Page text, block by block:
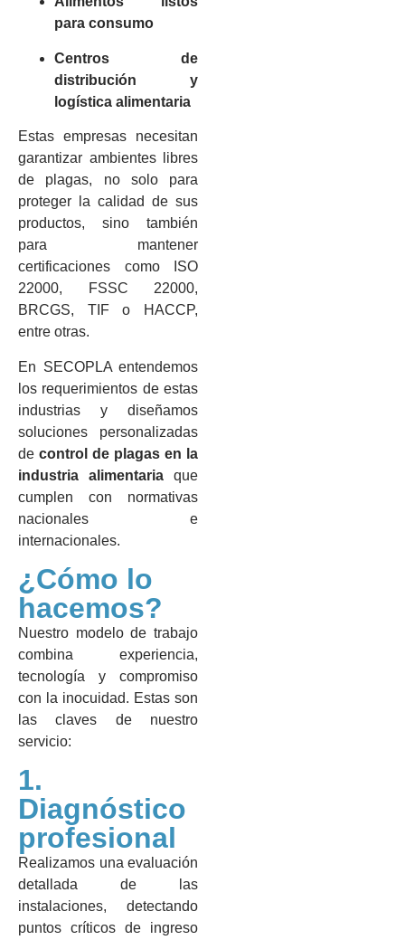
para consumo
Centros de
distribución y
logística alimentaria
Estas empresas necesitan
garantizar ambientes libres
de plagas, no solo para
proteger la calidad de sus
productos, sino también
para mantener
certificaciones como ISO
22000, FSSC 22000,
BRCGS, TIF o HACCP,
entre otras.
En SECOPLA entendemos
los requerimientos de estas
industrias y diseñamos
soluciones personalizadas
decontrol de plagas en la
industria alimentaria que
cumplen con normativas
nacionales e
internacionales.
¿Cómo lo
hacemos?
Nuestro modelo de trabajo
combina experiencia,
tecnología y compromiso
con la inocuidad. Estas son
las claves de nuestro
servicio:
1.
Diagnóstico
profesional
Realizamos una evaluación
detallada de las
instalaciones, detectando
puntos críticos de ingreso